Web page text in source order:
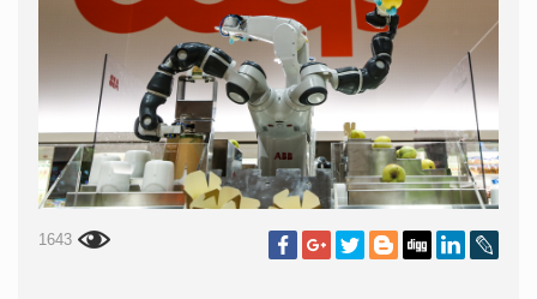
1643